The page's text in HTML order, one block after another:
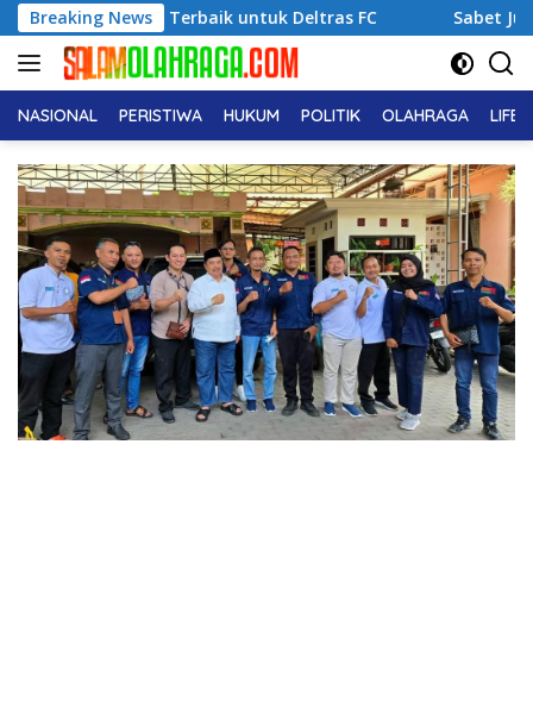
Langsung
ke
konten
Breaking News
Terbaik untuk Deltras FC Sabet Juara 1 Usia
NASIONAL PERISTIWA HUKUM POLITIK OLAHRAGA